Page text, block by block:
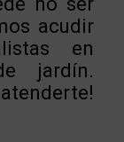
acudir
en
jardín.